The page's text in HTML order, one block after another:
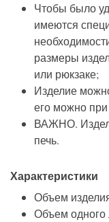
Чтобы было
имеются
размеры
или рюкзаке;
Изделие
его можно
ВАЖНО.
печь.
Характеристики
Объем
Объем одного